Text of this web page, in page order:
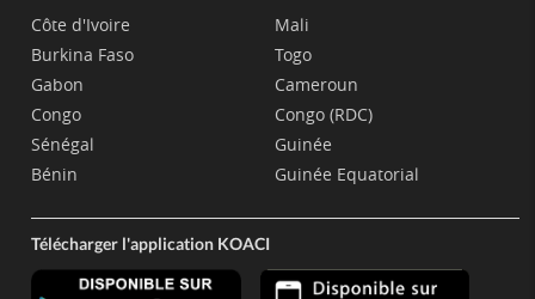
Côte d'Ivoire
Burkina Faso
Gabon
Congo
Sénégal
Bénin
Mali
Togo
Cameroun
Congo (RDC)
Guinée
Guinée Equatorial
Télécharger l'application KOACI